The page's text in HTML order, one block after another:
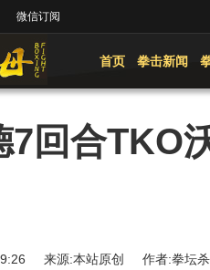
微信订阅
首页 拳击新闻
7回合TKO
09:26 来源:本站原创 作者:拳